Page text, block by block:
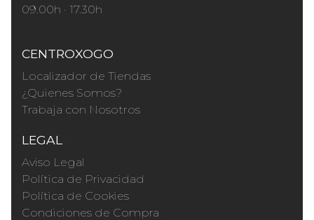
09.00h · 17.30h
CENTROXOGO
Localizador de Tiendas
¿Quienes Somos?
Trabaja con Nosotros
LEGAL
Aviso Legal
Política de Privacidad
Política de Cookies
Condiciones de Compra